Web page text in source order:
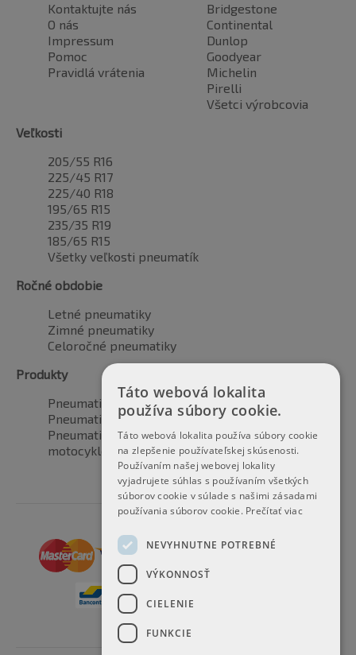
Kontaktujte nás
O nás
Impressum
Pomoc
Pravidlá vrátenia
Bridgestone
Continental
Dunlop
Goodyear
Michelin
Pirelli
Všetci výrobcovia
Veľkosti
205/55 R16
225/45 R17
225/40 R18
195/65 R15
235/35 R19
185/65 R15
Všetky veľkosti pneumatík
Ročné obdobie
Letné pneumatiky
Zimné pneumatiky
Celoročné pneumatiky
Produkty
Pneumatiky pre automobily
Pneumatiky pre SUV / 4x4
Pneumatiky pre dodávku
motocyklové pneumatiky
Táto webová lokalita
používa súbory cookie.
Táto webová lokalita používa súbory cookie
na zlepšenie používateľskej skúsenosti.
Používaním našej webovej lokality
vyjadrujete súhlas s používaním všetkých
súborov cookie v súlade s našimi zásadami
používania súborov cookie. Prečítať viac
NEVYHNUTNE POTREBNÉ
VÝKONNOSŤ
CIELENIE
FUNKCIE